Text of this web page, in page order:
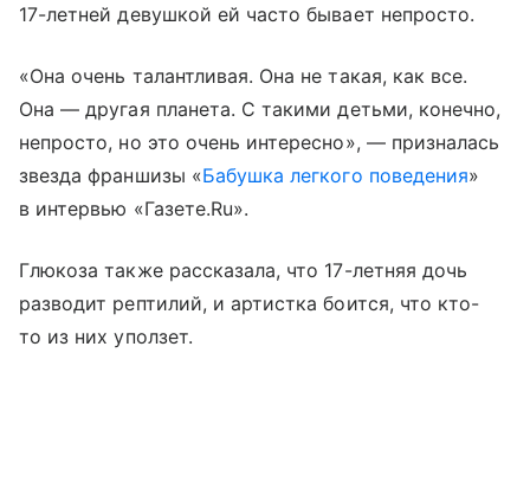
17-летней девушкой ей часто бывает непросто.
«Она очень талантливая. Она не такая, как все.
Она — другая планета. С такими детьми, конечно,
непросто, но это очень интересно», — призналась
звезда франшизы «Бабушка легкого поведения»
в интервью «Газете.Ru».
Глюкоза также рассказала, что 17-летняя дочь
разводит рептилий, и артистка боится, что кто-
то из них уползет.